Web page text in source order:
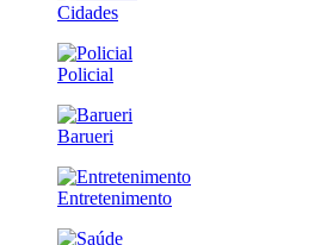
Cidades
Policial
Barueri
Entretenimento